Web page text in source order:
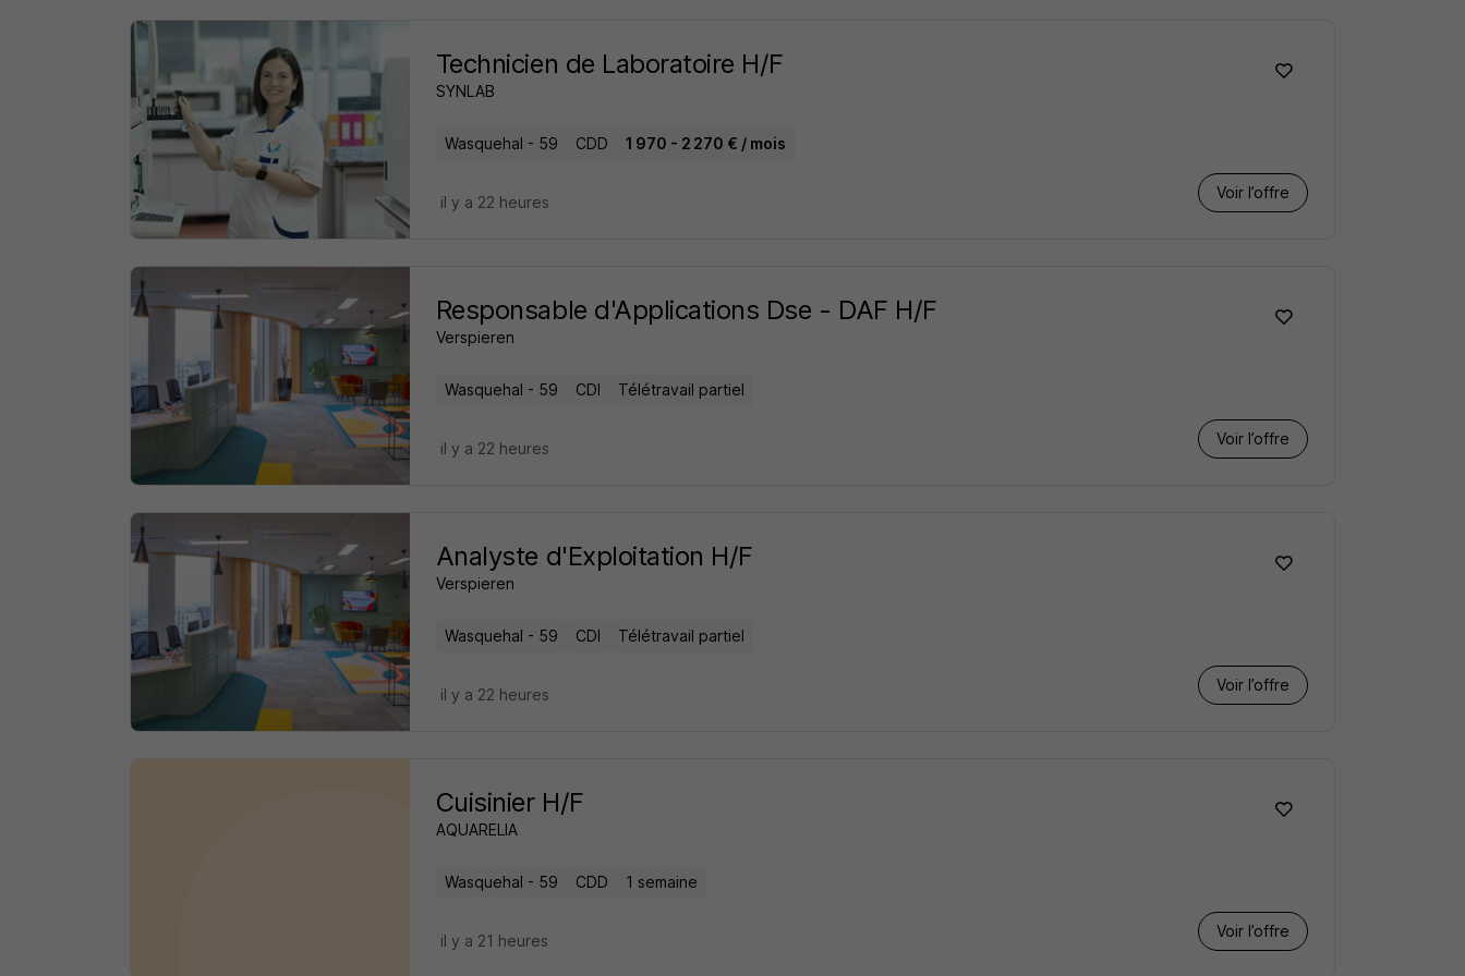
Technicien de Laboratoire H/F
SYNLAB
Wasquehal - 59 CDD 1 970 - 2 270 € / mois
Voir l’offre
il y a 22 heures
Responsable d'Applications Dse - DAF H/F
Verspieren
Wasquehal - 59 CDI Télétravail partiel
Voir l’offre
il y a 22 heures
Analyste d'Exploitation H/F
Verspieren
Wasquehal - 59 CDI Télétravail partiel
Voir l’offre
il y a 22 heures
Cuisinier H/F
AQUARELIA
Wasquehal - 59 CDD 1 semaine
Voir l’offre
il y a 21 heures